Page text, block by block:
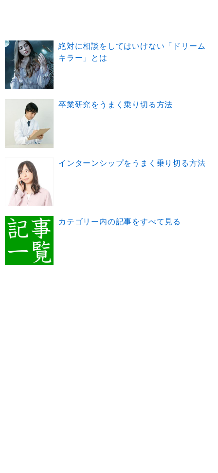
絶対に相談をしてはいけない「ドリーム
キラー」とは
卒業研究をうまく乗り切る方法
インターンシップをうまく乗り切る方法
カテゴリー内の記事をすべて見る